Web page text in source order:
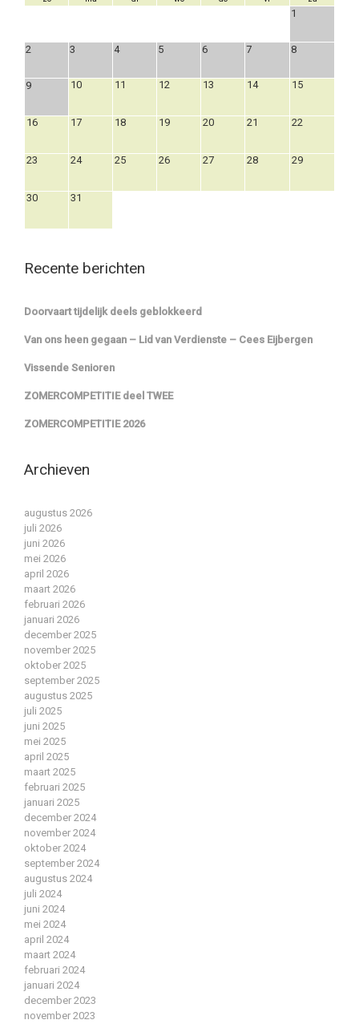
1
2 3 4 5 6 7 8
9 10 11 12 13 14 15
16 17 18 19 20 21 22
23 24 25 26 27 28 29
30 31
Recente berichten
Doorvaart tijdelijk deels geblokkeerd
Van ons heen gegaan – Lid van Verdienste – Cees Eijbergen
Vissende Senioren
ZOMERCOMPETITIE deel TWEE
ZOMERCOMPETITIE 2026
Archieven
augustus 2026
juli 2026
juni 2026
mei 2026
april 2026
maart 2026
februari 2026
januari 2026
december 2025
november 2025
oktober 2025
september 2025
augustus 2025
juli 2025
juni 2025
mei 2025
april 2025
maart 2025
februari 2025
januari 2025
december 2024
november 2024
oktober 2024
september 2024
augustus 2024
juli 2024
juni 2024
mei 2024
april 2024
maart 2024
februari 2024
januari 2024
december 2023
november 2023